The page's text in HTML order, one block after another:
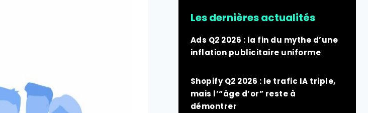
Les dernières actualités
Ads Q2 2026 : la fin du mythe d’une
inflation publicitaire uniforme
Shopify Q2 2026 : le trafic IA triple,
mais l’“âge d’or” reste à
démontrer